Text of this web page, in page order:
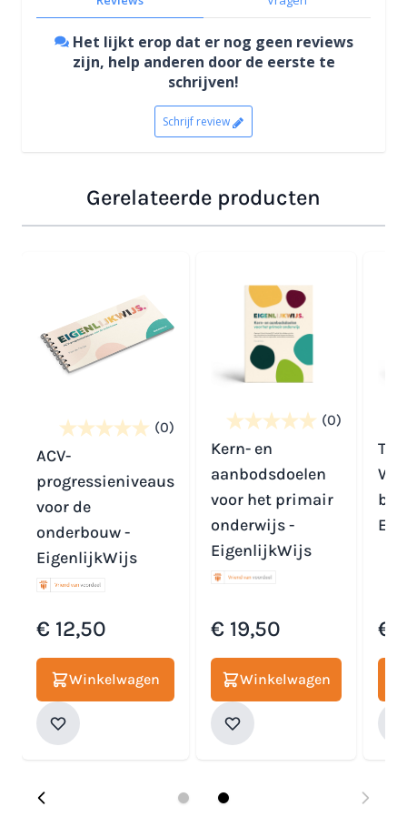
Het lijkt erop dat er nog geen reviews
zijn, help anderen door de eerste te
schrijven!
Schrijf review
Gerelateerde producten
(0)
ACV-
progressieniveaus
voor de
onderbouw -
EigenlijkWijs
€ 12,50
Winkelwagen
(0)
Kern- en
aanbodsdoelen
voor het primair
onderwijs -
EigenlijkWijs
€ 19,50
Winkelwagen
€